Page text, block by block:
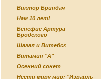
Виктор Бриндач
Нам 10 лет!
Бенефис Артура
Бродского
Шагал и Витебск
Витамин "А"
Осенний сонет
Нести миру мир: "Израиль